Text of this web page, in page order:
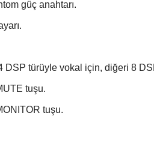
güç anahtarı.
DSP türüyle vokal için, diğeri 8
tuşu.
tuşu.